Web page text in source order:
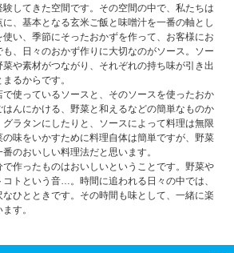
してきた空間です。その空間の中で、私たちは
、基本となる玄米ご飯と味噌汁を一番の軸とし
い、季節にそったおかずを作って、お客様にお
、日々のおかず作りに大切なのがソース。ソー
や素材がつながり、それぞれの持ち味が引き出
るからです。
使っているソースと、そのソースを使ったおか
んにかける、野菜と和えるなどの簡単なものか
ラタンにしたりと、ソースによって料理は無限
味をいかすために料理自体は簡単ですが、野菜
のおいしい料理法だと思います。
作ったものはおいしいということです。野菜や
トという音…。時間に追われる日々の中では、
ひとときです。その時間も味として、一緒に楽
す。